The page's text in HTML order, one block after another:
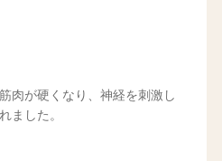
肉が硬くなり、神経を刺激し
ました。